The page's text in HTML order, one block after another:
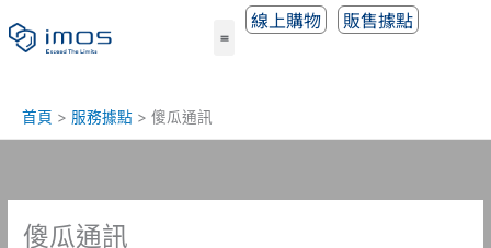
至
線上購物 販售據點
首頁 服務據點 傻瓜通訊
傻瓜通訊